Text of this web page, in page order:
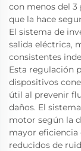
con menos del
que la hace
El sistema de
salida eléctrica,
consistentes
Esta regulación
dispositivos
útil al prevenir
daños. El
motor según la
mayor eficiencia
reducidos de